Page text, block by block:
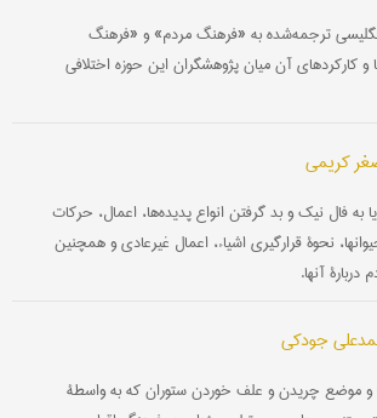
ترجمه‌شده به «فرهنگ مردم» و «فرهنگ
و کارکردهای آن میان پژوهشگران این حوزه اختلافی
کریمی
به فال نیک و بد گرفتن انواع پدیده‌ها، اعمال، حرکات
نحوۀ قرارگیری اشیاء، اعمال غیرعادی و همچنین
دربارۀ آنها.
جودکی
و موضع چریدن و علف خوردن ستوران که به واسطۀ